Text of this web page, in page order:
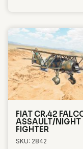
FIAT CR.42
ASSAULT/NIGHT
FIGHTER
SKU: 2842